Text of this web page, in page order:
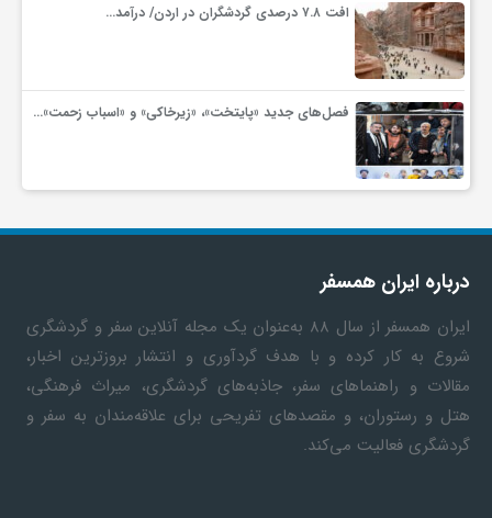
افت ۷.۸ درصدی گردشگران در اردن/ درآمد…
فصل‌های جدید «پایتخت»، «زیرخاکی» و «اسباب زحمت»…
درباره ایران همسفر
ایران همسفر
از سال ۸۸ به‎‌عنوان یک مجله آنلاین سفر و گردشگری
شروع به کار کرده و با هدف گردآوری و انتشار بروزترین اخبار،
مقالات و راهنماهای سفر، جاذبه‌های گردشگری، میراث فرهنگی،
هتل و رستوران، و مقصدهای تفریحی برای علاقه‌مندان به سفر و
گردشگری فعالیت می‌کند.